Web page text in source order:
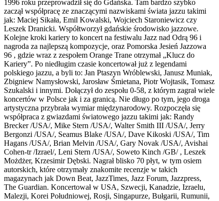
1996 roku przeprowadził się do Gdańska. Tam bardzo szybko
zaczął współpracę ze znaczącymi nazwiskami świata jazzu takimi
jak: Maciej Sikała, Emil Kowalski, Wojciech Staroniewicz czy
Leszek Dranicki. Współtworzył gdańskie środowisko jazzowe.
Kolejne kroki kariery to koncert na festiwalu Jazz nad Odrą 96 i
nagroda za najlepszą kompozycje, oraz Pomorska Jesień Jazzowa
96 , gdzie wraz z zespołem Orange Trane otrzymał „Klucz do
Kariery”. Po niedługim czasie koncertował już z legendami
polskiego jazzu, a byli to: Jan Ptaszyn Wróblewski, Janusz Muniak,
Zbigniew Namysłowski, Jarosław Śmietana, Piotr Wojtasik, Tomasz
Szukalski i innymi. Dołączył do zespołu 0-58, z którym zagrał wiele
koncertów w Polsce jak i za granicą. Nie długo po tym, jego droga
artystyczna przybrała wymiar międzynarodowy. Rozpoczęła się
współpraca z gwiazdami światowego jazzu takimi jak: Randy
Brecker /USA/, Mike Stern /USA/, Walter Smith III /USA/, Jerry
Bergonzi /USA/, Seamus Blake /USA/, Dave Kikoski /USA/, Tim
Hagans /USA/, Brian Melvin /USA/, Gary Novak /USA/, Avishai
Cohen-tr /Izrael/, Leni Stern /USA/, Soweto Kinch /GB/ , Leszek
Możdżer, Krzesimir Dębski. Nagrał blisko 70 płyt, w tym osiem
autorskich, które otrzymały znakomite recenzje w takich
magazynach jak Down Beat, JazzTimes, Jazz Forum, Jazzpress,
The Guardian. Koncertował w USA, Szwecji, Kanadzie, Izraelu,
Malezji, Korei Południowej, Rosji, Singapurze, Bułgarii, Rumunii,